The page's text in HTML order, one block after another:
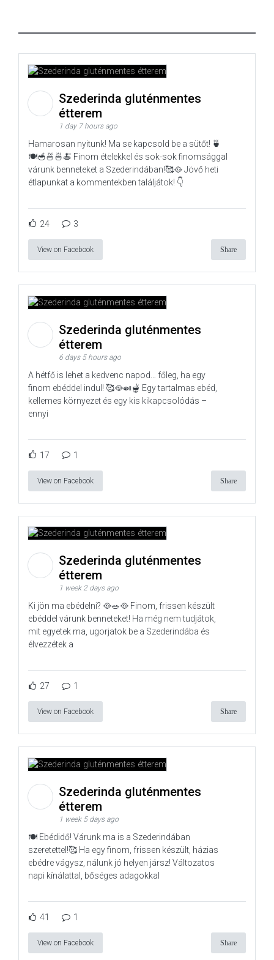
Szederinda gluténmentes
étterem
1 day 7 hours ago
Hamarosan nyitunk! Ma se kapcsold be a sütőt! 🍵
🍽️🥣🍜🍜🍝 Finom ételekkel és sok-sok finomsággal
várunk benneteket a Szederindában!🥰🥘 Jövő heti
étlapunkat a kommentekben találjátok! 👇
24 3
View on Facebook Share
Szederinda gluténmentes
étterem
6 days 5 hours ago
A hétfő is lehet a kedvenc napod… főleg, ha egy
finom ebéddel indul! 🥰🥘🍛🫕 Egy tartalmas ebéd,
kellemes környezet és egy kis kikapcsolódás –
ennyi
17 1
View on Facebook Share
Szederinda gluténmentes
étterem
1 week 2 days ago
Ki jön ma ebédelni? 🥘🥗🥘 Finom, frissen készült
ebéddel várunk benneteket! Ha még nem tudjátok,
mit egyetek ma, ugorjatok be a Szederindába és
élvezzétek a
27 1
View on Facebook Share
Szederinda gluténmentes
étterem
1 week 5 days ago
🍽️ Ebédidő! Várunk ma is a Szederindában
szeretettel!🥰 Ha egy finom, frissen készült, házias
ebédre vágysz, nálunk jó helyen jársz! Változatos
napi kínálattal, bőséges adagokkal
41 1
View on Facebook Share